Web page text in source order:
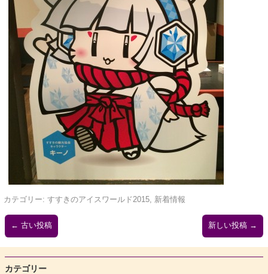
カテゴリー: すすきのアイスワールド2015, 新着情報
← 古い投稿 新しい投稿 →
カテゴリー